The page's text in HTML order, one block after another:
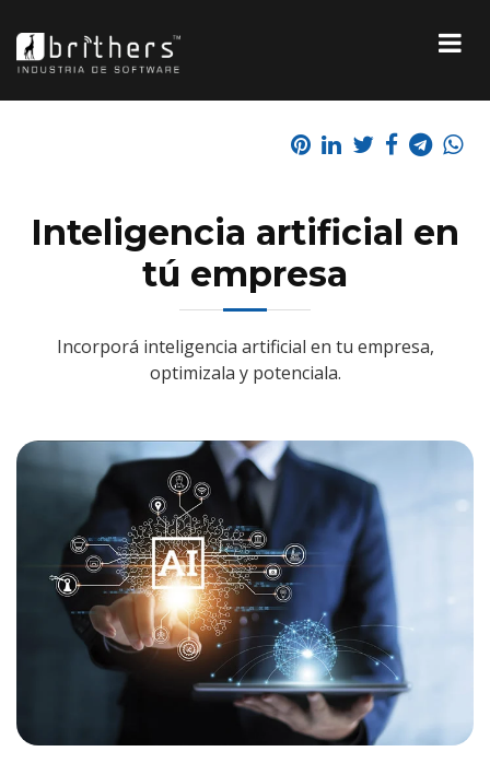
Inteligencia artificial en
tú empresa
Incorporá inteligencia artificial en tu empresa,
optimizala y potenciala.